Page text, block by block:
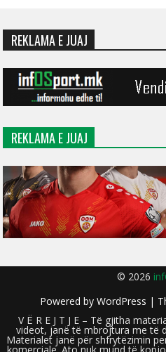
REKLAMA E JUAJ
REKLAMA E JUAJ
© 2026
Powered by WordPress |
V Ë R E J T J E – Të gjitha
videot, janë të mbrojtura me të
Materialet janë për shfrytëzimin